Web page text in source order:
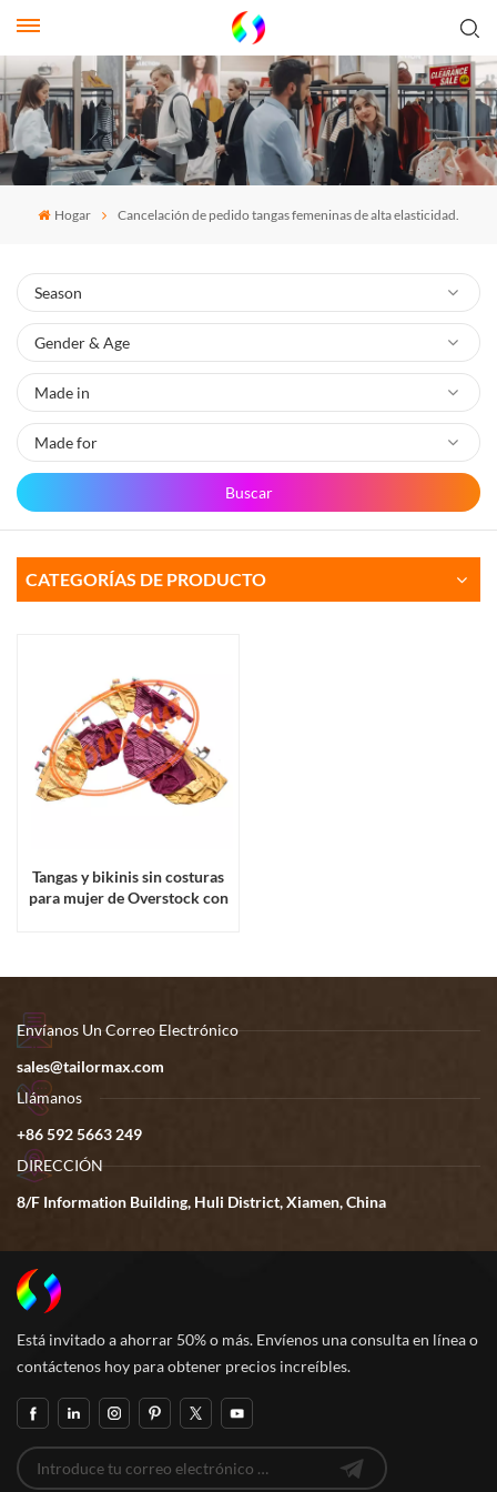
Hogar Cancelación de pedido tangas femeninas de alta elasticidad.
Buscar
CATEGORÍAS DE PRODUCTO
Tangas y bikinis sin costuras
para mujer de Overstock con
Envíanos Un Correo Electrónico
sales@tailormax.com
Llámanos
+86 592 5663 249
DIRECCIÓN
8/F Information Building, Huli District, Xiamen, China
Está invitado a ahorrar 50% o más. Envíenos una consulta en línea o
contáctenos hoy para obtener precios increíbles.